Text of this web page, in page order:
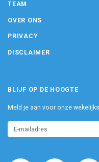
TEAM
OVER ONS
PRIVACY
DISCLAIMER
BLIJF OP DE HOOGTE
Meld je aan voor onze